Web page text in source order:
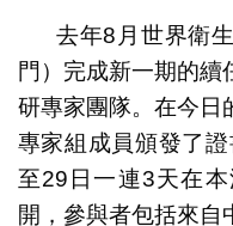
去年8月世界衛
門）完成新一期的續
研專家團隊。在今日
專家組成員頒發了
至29日一連3天在
開，參與者包括來自